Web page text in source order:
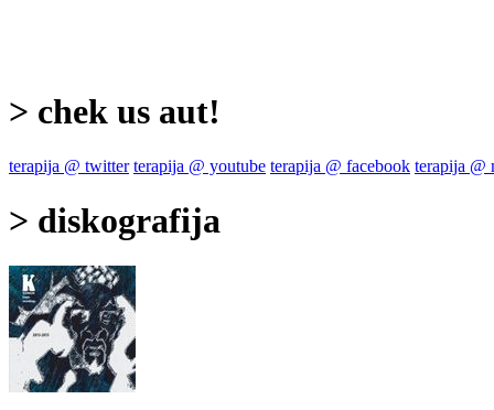
> chek us aut!
terapija @ twitter terapija @ youtube terapija @ facebook terapija @
> diskografija